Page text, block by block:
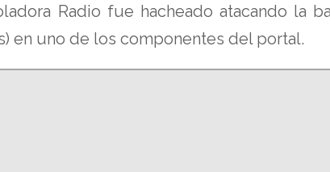
Radio fue hacheado atacando la
en uno de los componentes del portal.